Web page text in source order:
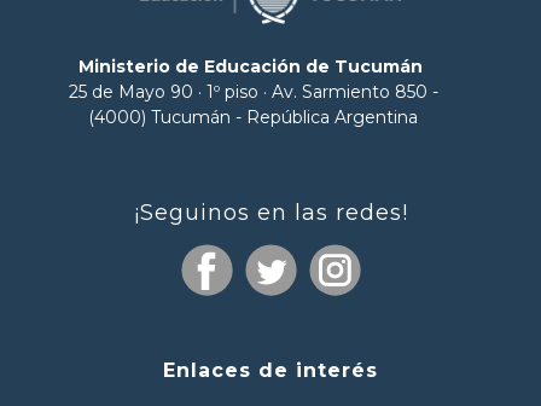
Ministerio de Educación de Tucumán
25 de Mayo 90 · 1º piso · Av. Sarmiento 850 -
(4000) Tucumán - República Argentina
¡Seguinos en las redes!
Enlaces de interés